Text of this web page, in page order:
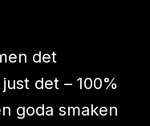
det
det – 100%
goda smaken